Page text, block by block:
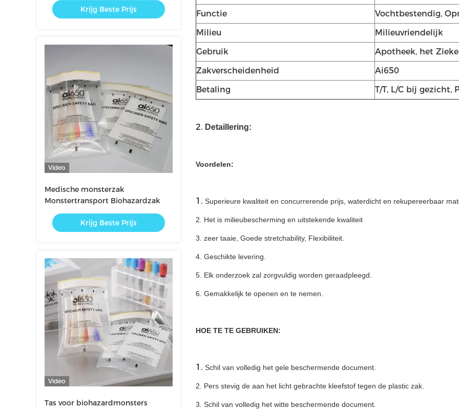
Krijg Beste Prijs
Video
Medische monsterzak
Monstertransport Biohazardzak
Krijg Beste Prijs
Video
Tas voor biohazardmonsters
Functie
Vochtbestendig,
Milieu
Milieuvriendelijk
Gebruik
Apotheek, het
Zakverscheidenheid
Ai650
Betaling
T/T, L/C bij gezicht,
2. Detaillering:
Voordelen:
1. Superieure kwaliteit en concurrerende prijs, waterdicht en rekupereerbaar
2. Het is milieubescherming en uitstekende kwaliteit
3. zeer taaie, Goede stretchability, Flexibiliteit.
4. Geschikte levering.
5. Elk onderzoek zal zorgvuldig worden geraadpleegd.
6. Gemakkelijk te openen en te nemen.
HOE TE TE GEBRUIKEN:
1. Schil van volledig het gele beschermende document.
2. Pers stevig de aan het licht gebrachte kleefstof tegen de plastic zak.
3. Schil van volledig het witte beschermende document.